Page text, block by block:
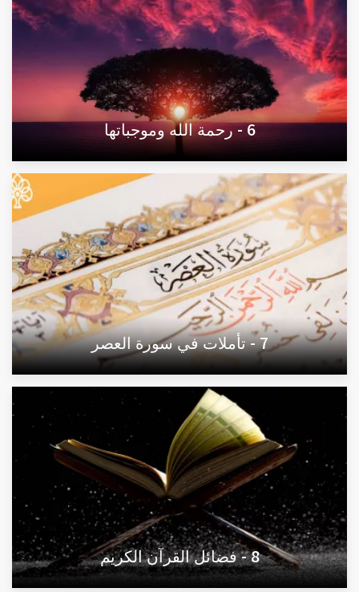
6 - رحمة الله وموجباتها
7 - تأملات في سورة العصر
8 - فضائل القرآن الكريم